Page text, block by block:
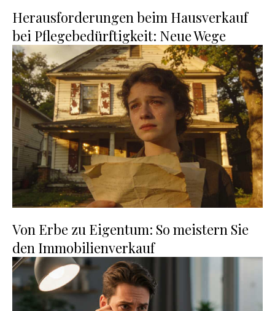
Herausforderungen beim Hausverkauf
bei Pflegebedürftigkeit: Neue Wege
Von Erbe zu Eigentum: So meistern Sie
den Immobilienverkauf